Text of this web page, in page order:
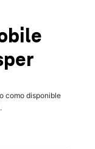
como disponible